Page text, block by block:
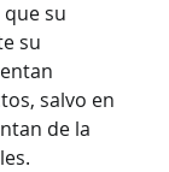
su
su
salvo en
de la